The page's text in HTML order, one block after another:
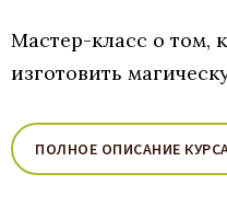
Мастер-класс о том,
изготовить
ПОЛНОЕ ОПИСАНИЕ